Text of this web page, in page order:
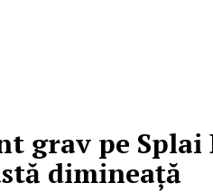
grav pe Splai
dimineață